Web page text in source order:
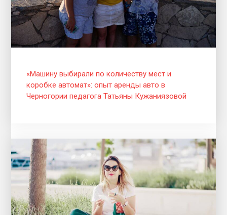
«Машину выбирали по количеству мест и
коробке автомат»: опыт аренды авто в
Черногории педагога Татьяны Кужаниязовой